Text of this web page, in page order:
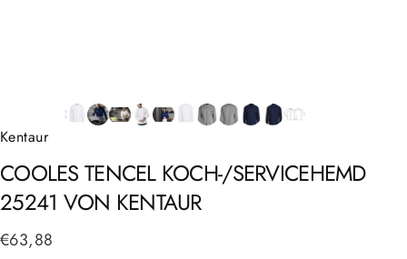
Kentaur
COOLES TENCEL KOCH-/SERVICEHEMD
25241 VON KENTAUR
€63,88